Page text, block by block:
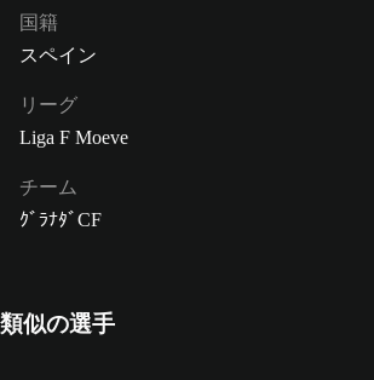
国籍
スペイン
リーグ
Liga F Moeve
チーム
ｸﾞﾗﾅﾀﾞCF
類似の選手